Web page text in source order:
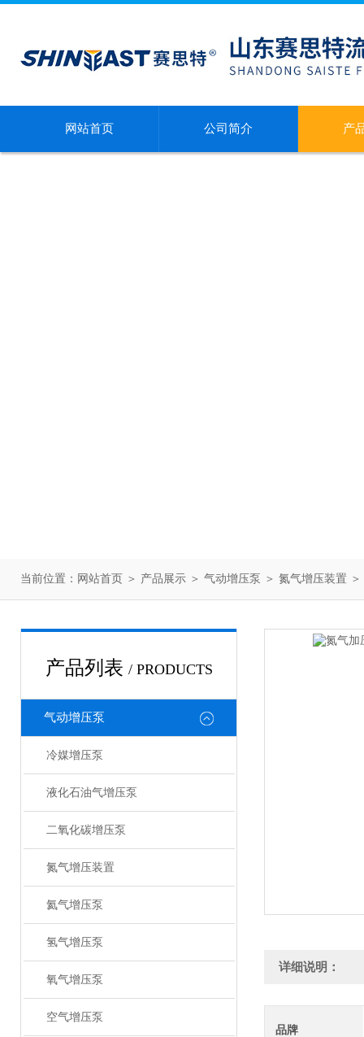
网站首页 公司简介 产
当前位置： 网站首页 ＞ 产品展示 ＞ 气动增压泵 ＞ 氮气增压装置
产品列表 / PRODUCTS
气动增压泵
冷媒增压泵
液化石油气增压泵
二氧化碳增压泵
氮气增压装置
氦气增压泵
氢气增压泵
氧气增压泵
空气增压泵
详细说明：
品牌